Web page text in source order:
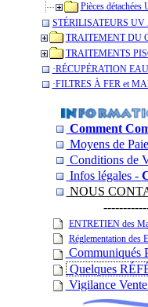
Pièces détachées
STÉRILISATEURS UV
TRAITEMENT DU
TRAITEMENTS
­·RÉCUPÉRATION
­·­FILTRES À FER et
Comment
Moyens de
Conditions de
Infos légales -
NOUS
ENTRETIEN des
Réglementation des
Communiqués
Quelques
Vigilance